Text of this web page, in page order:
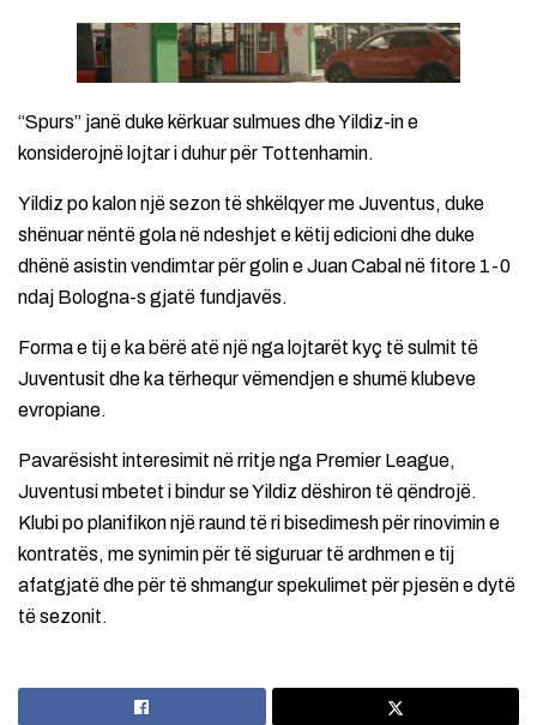
“Spurs” janë duke kërkuar sulmues dhe Yildiz-in e
konsiderojnë lojtar i duhur për Tottenhamin.
Yildiz po kalon një sezon të shkëlqyer me Juventus, duke
shënuar nëntë gola në ndeshjet e këtij edicioni dhe duke
dhënë asistin vendimtar për golin e Juan Cabal në fitore 1-0
ndaj Bologna-s gjatë fundjavës.
Forma e tij e ka bërë atë një nga lojtarët kyç të sulmit të
Juventusit dhe ka tërhequr vëmendjen e shumë klubeve
evropiane.
Pavarësisht interesimit në rritje nga Premier League,
Juventusi mbetet i bindur se Yildiz dëshiron të qëndrojë.
Klubi po planifikon një raund të ri bisedimesh për rinovimin e
kontratës, me synimin për të siguruar të ardhmen e tij
afatgjatë dhe për të shmangur spekulimet për pjesën e dytë
të sezonit.